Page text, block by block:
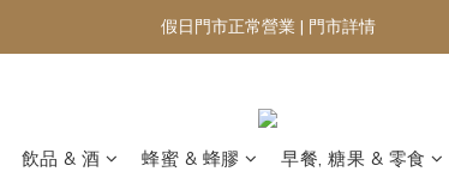
假日門市正常營業 | 門市詳情
飲品 & 酒 蜂蜜 & 蜂膠 早餐, 糖果 & 零食